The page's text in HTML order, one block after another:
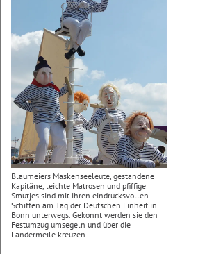
Blaumeiers Maskenseeleute, gestandene
Kapitäne, leichte Matrosen und pfiffige
Smutjes sind mit ihren eindrucksvollen
Schiffen am Tag der Deutschen Einheit in
Bonn unterwegs. Gekonnt werden sie den
Festumzug umsegeln und über die
Ländermeile kreuzen.